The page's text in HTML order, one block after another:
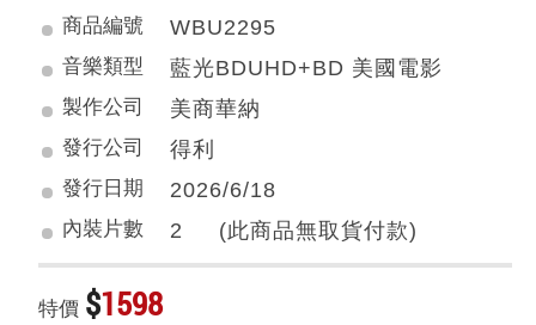
商品編號 WBU2295
音樂類型 藍光BDUHD+BD 美國電影
製作公司 美商華納
發行公司 得利
發行日期 2026/6/18
內裝片數 2 (此商品無取貨付款)
特價 $1598